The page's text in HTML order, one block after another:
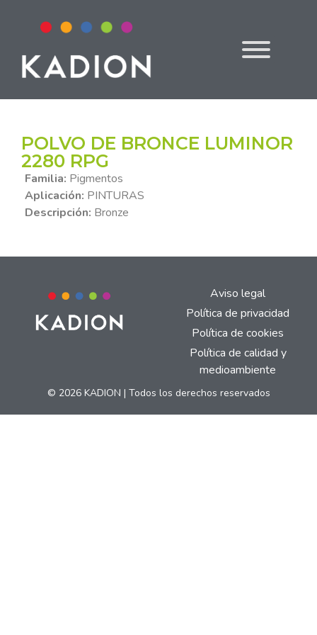
POLVO DE BRONCE LUMINOR
2280 RPG
Familia: Pigmentos
Aplicación: PINTURAS
Descripción: Bronze
Aviso legal
Política de privacidad
Política de cookies
Política de calidad y
medioambiente
© 2026 KADION | Todos los derechos reservados